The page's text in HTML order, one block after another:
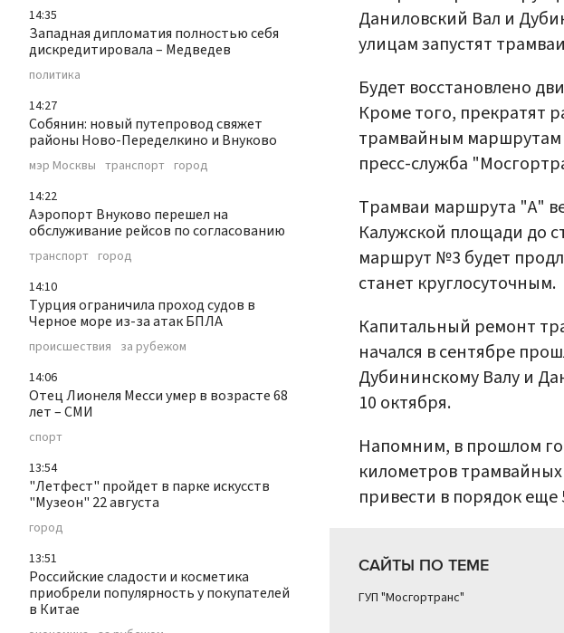
14:35
Западная дипломатия полностью себя
дискредитировала – Медведев
политика
14:27
Собянин: новый путепровод свяжет
районы Ново-Переделкино и Внуково
мэр Москвы транспорт город
14:22
Аэропорт Внуково перешел на
обслуживание рейсов по согласованию
транспорт город
14:10
Турция ограничила проход судов в
Черное море из-за атак БПЛА
происшествия за рубежом
14:06
Отец Лионеля Месси умер в возрасте 68
лет – СМИ
спорт
13:54
"Летфест" пройдет в парке искусств
"Музеон" 22 августа
город
13:51
Российские сладости и косметика
приобрели популярность у покупателей
в Китае
Даниловский Вал и
улицам запустят
Будет восстановлено
Кроме того, прекратят
трамвайным маршрутам
пресс-служба
Трамваи маршрута "А"
Калужской площади до
маршрут №3 будет
станет круглосуточным.
Капитальный ремонт
начался в сентябре
Дубининскому Валу и
10 октября.
Напомним, в прошлом
километров трамвайных
привести в порядок
САЙТЫ ПО ТЕМЕ
ГУП "Мосгортранс"